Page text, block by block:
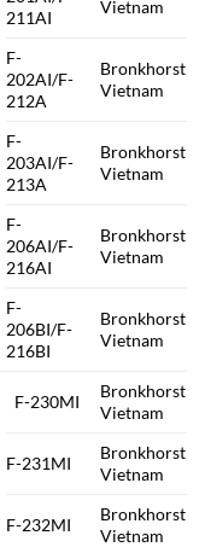
211AI
Vietnam
F-
202AI/F-
212A
Bronkhorst
Vietnam
F-
203AI/F-
213A
Bronkhorst
Vietnam
F-
206AI/F-
216AI
Bronkhorst
Vietnam
F-
206BI/F-
216BI
Bronkhorst
Vietnam
F-230MI
Bronkhorst
Vietnam
F-231MI
Bronkhorst
Vietnam
F-232MI
Bronkhorst
Vietnam